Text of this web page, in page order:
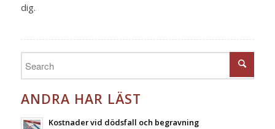
dig.
ANDRA HAR LÄST
Kostnader vid dödsfall och begravning